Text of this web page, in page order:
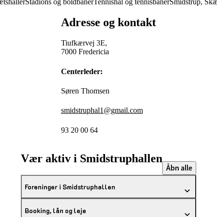
Stadions og boldbanerTennishal og tennisbanerSmidstrup,
Adresse og kontakt
Tiufkærvej 3E,
7000 Fredericia
Centerleder:
Søren Thomsen
smidstruphal1@gmail.com
93 20 00 64
Vær aktiv i Smidstruphallen
Åbn alle
Foreninger i Smidstruphallen
Booking, lån og leje